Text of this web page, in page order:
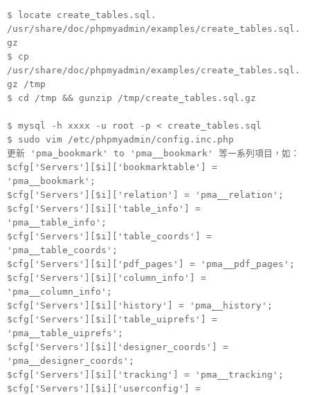
$ locate create_tables.sql.
/usr/share/doc/phpmyadmin/examples/create_tables.sql.
gz
$ cp
/usr/share/doc/phpmyadmin/examples/create_tables.sql.
gz /tmp
$ cd /tmp && gunzip /tmp/create_tables.sql.gz
$ mysql -h xxxx -u root -p < create_tables.sql
$ sudo vim /etc/phpmyadmin/config.inc.php
更新 'pma_bookmark' to 'pma__bookmark' 等一系列項目，如：
$cfg['Servers'][$i]['bookmarktable'] =
'pma__bookmark';
$cfg['Servers'][$i]['relation'] = 'pma__relation';
$cfg['Servers'][$i]['table_info'] =
'pma__table_info';
$cfg['Servers'][$i]['table_coords'] =
'pma__table_coords';
$cfg['Servers'][$i]['pdf_pages'] = 'pma__pdf_pages';
$cfg['Servers'][$i]['column_info'] =
'pma__column_info';
$cfg['Servers'][$i]['history'] = 'pma__history';
$cfg['Servers'][$i]['table_uiprefs'] =
'pma__table_uiprefs';
$cfg['Servers'][$i]['designer_coords'] =
'pma__designer_coords';
$cfg['Servers'][$i]['tracking'] = 'pma__tracking';
$cfg['Servers'][$i]['userconfig'] =